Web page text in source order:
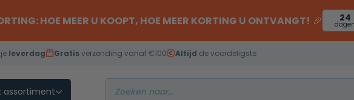
HOE MEER U KOOPT, HOE MEER KORTING U ONTVANGT! 🎉 24
dagen
leverdag Gratisverzending vanaf €100 Altijd de voordeligste
assortiment